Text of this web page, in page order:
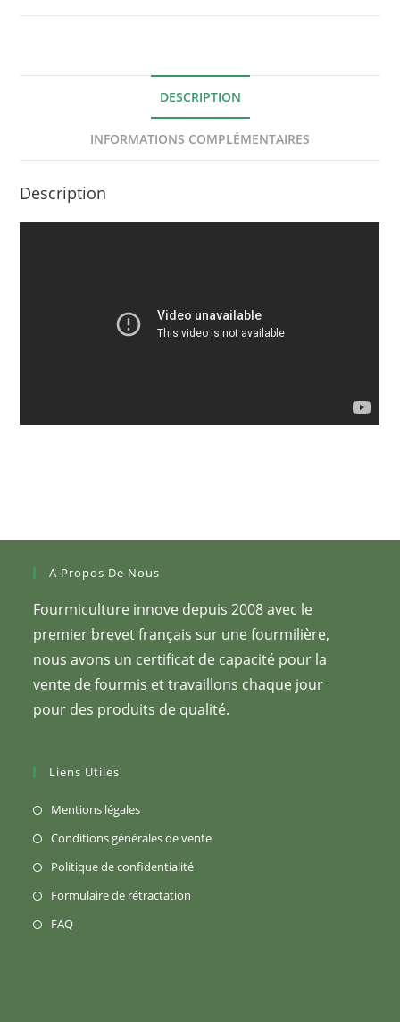
DESCRIPTION
INFORMATIONS COMPLÉMENTAIRES
Description
A Propos De Nous
Fourmiculture innove depuis 2008 avec le
premier brevet français sur une fourmilière,
nous avons un certificat de capacité pour la
vente de fourmis et travaillons chaque jour
pour des produits de qualité.
Liens Utiles
Mentions légalesS’ouvre
nouvel
onglet
Conditions générales de venteS’ouvre
Politique de confidentialitéS’ouvre
Formulaire de rétractation
FAQS’ouvre